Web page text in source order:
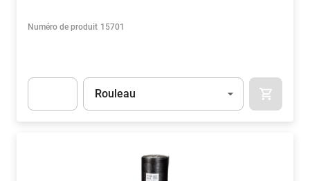
Numéro de produit 15701
Unité
Rouleau